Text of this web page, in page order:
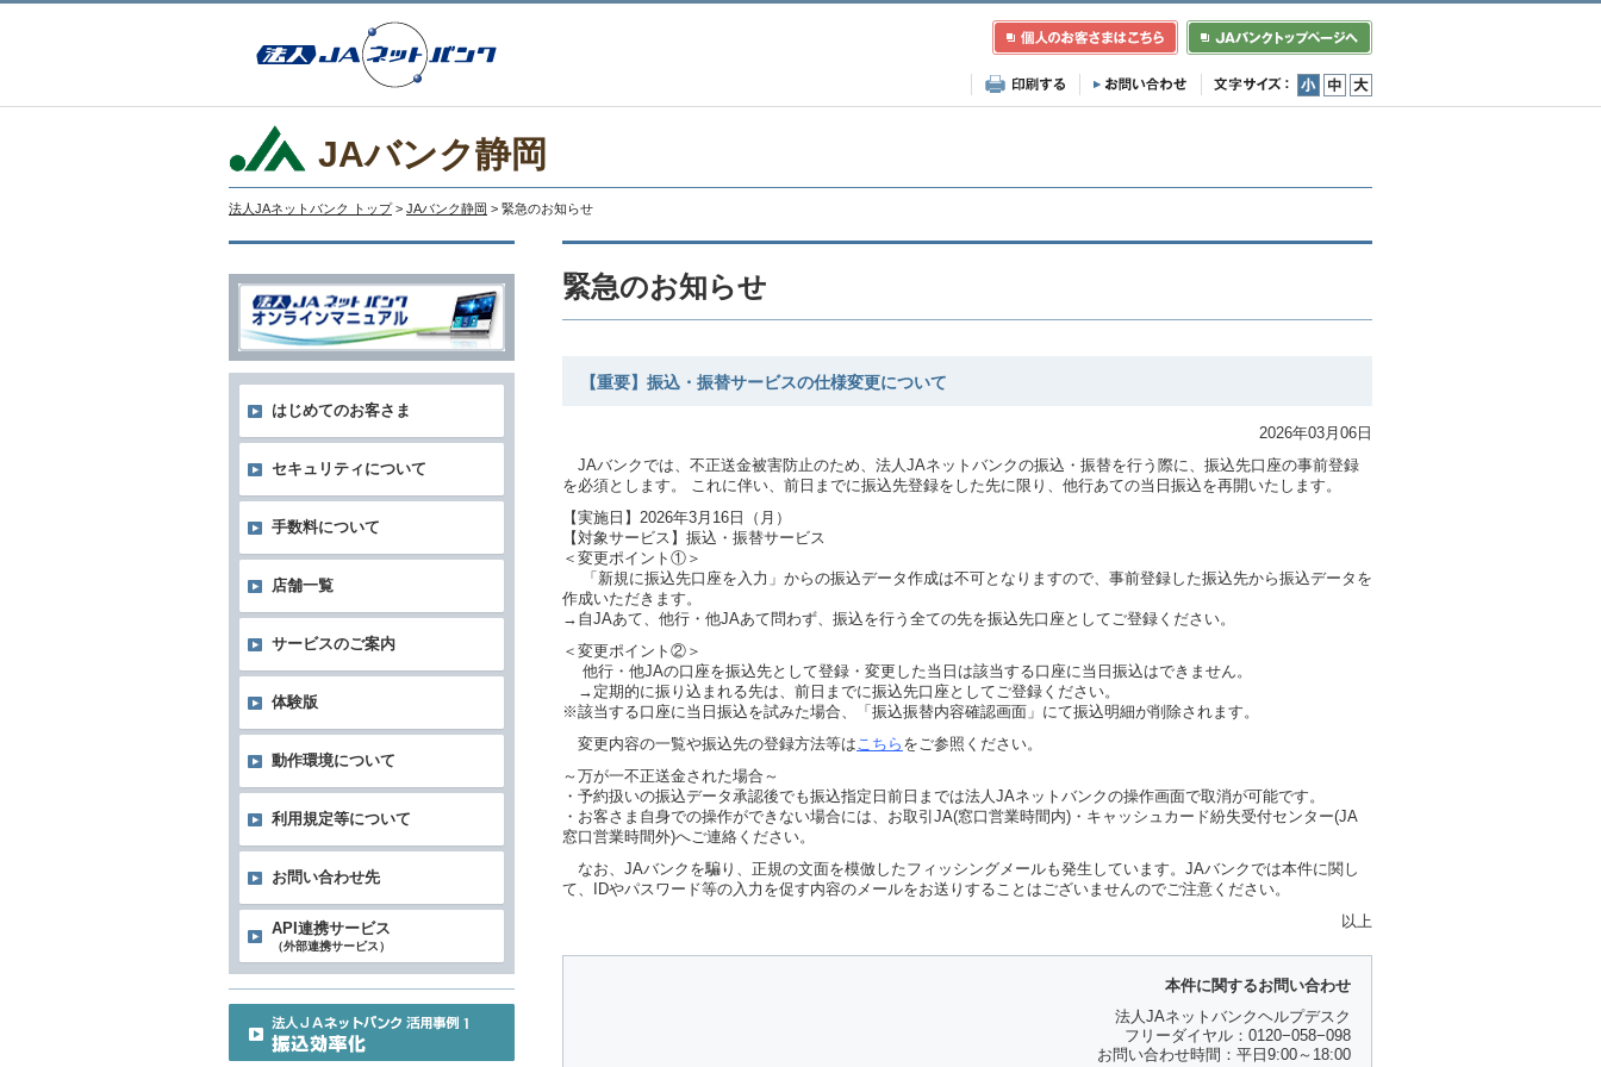
小 中 大
JAバンク静岡
法人JAネットバンク トップ > JAバンク静岡 > 緊急のお知らせ
緊急のお知らせ
【重要】振込・振替サービスの仕様変更について
2026年03月06日
JAバンクでは、不正送金被害防止のため、法人JAネットバンクの振込・振替を行う際に、振込先口座の事前登録
を必須とします。 これに伴い、前日までに振込先登録をした先に限り、他行あての当日振込を再開いたします。
【実施日】2026年3月16日（月）
【対象サービス】振込・振替サービス
＜変更ポイント①＞
「新規に振込先口座を入力」からの振込データ作成は不可となりますので、事前登録した振込先から振込データを
作成いただきます。
→自JAあて、他行・他JAあて問わず、振込を行う全ての先を振込先口座としてご登録ください。
＜変更ポイント②＞
他行・他JAの口座を振込先として登録・変更した当日は該当する口座に当日振込はできません。
→定期的に振り込まれる先は、前日までに振込先口座としてご登録ください。
※該当する口座に当日振込を試みた場合、「振込振替内容確認画面」にて振込明細が削除されます。
変更内容の一覧や振込先の登録方法等はこちら をご参照ください。
～万が一不正送金された場合～
・予約扱いの振込データ承認後でも振込指定日前日までは法人JAネットバンクの操作画面で取消が可能です。
・お客さま自身での操作ができない場合には、お取引JA(窓口営業時間内)・キャッシュカード紛失受付センター(JA
窓口営業時間外)へご連絡ください。
なお、JAバンクを騙り、正規の文面を模倣したフィッシングメールも発生しています。JAバンクでは本件に関し
て、IDやパスワード等の入力を促す内容のメールをお送りすることはございませんのでご注意ください。
以上
本件に関するお問い合わせ
法人JAネットバンクヘルプデスク
フリーダイヤル：0120−058−098
お問い合わせ時間：平日9:00～18:00
はじめてのお客さま
セキュリティについて
手数料について
店舗一覧
サービスのご案内
体験版
動作環境について
利用規定等について
お問い合わせ先
API連携サービス
（外部連携サービス）